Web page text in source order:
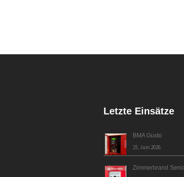
Letzte Einsätze
BMA Gusto
25. Juni 2026
Zimmerbrand